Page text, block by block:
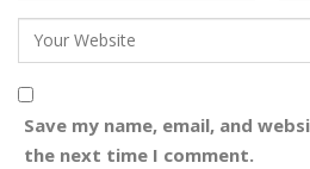
Save my name, email, and
the next time I comment.